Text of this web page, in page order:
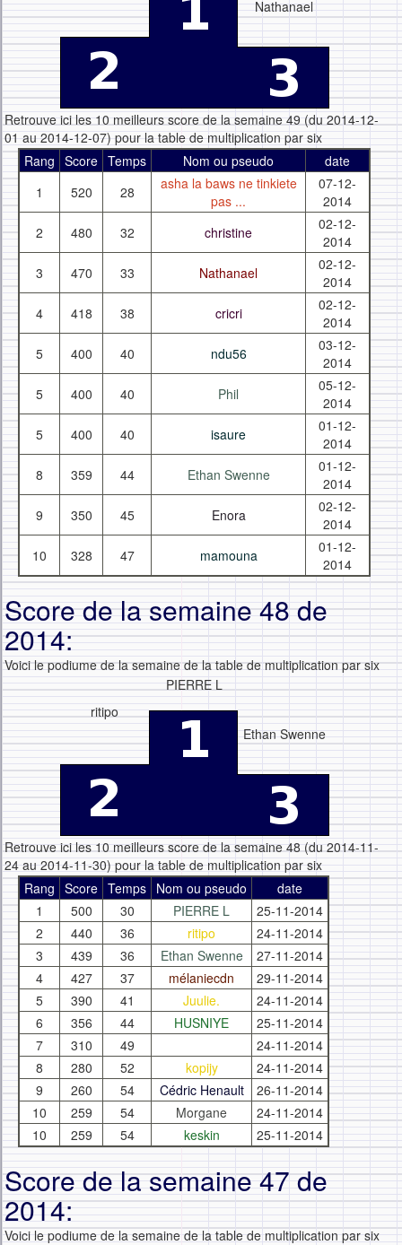
Nathanael
Retrouve ici les 10 meilleurs score de la semaine 49 (du 2014-12-
01 au 2014-12-07) pour la table de multiplication par six
Rang Score Temps Nom ou pseudo
date
1
520 28
asha la baws ne tinkiete
pas ...
07-12-
2014
2
480 32 christine
02-12-
2014
3
470 33 Nathanael
02-12-
2014
4
418 38 cricri
02-12-
2014
5
400 40 ndu56
03-12-
2014
5
400 40 Phil
05-12-
2014
5
400 40 isaure
01-12-
2014
8
359 44 Ethan Swenne
01-12-
2014
9
350 45 Enora
02-12-
2014
10
328 47 mamouna
01-12-
2014
Score de la semaine 48 de
2014:
Voici le podiume de la semaine de la table de multiplication par six
ritipo
PIERRE L
Ethan Swenne
Retrouve ici les 10 meilleurs score de la semaine 48 (du 2014-11-
24 au 2014-11-30) pour la table de multiplication par six
Rang Score Temps Nom ou pseudo
date
1
500 30 PIERRE L
25-11-2014
2
440 36 ritipo
24-11-2014
3
439 36 Ethan Swenne
27-11-2014
4
427 37 mélaniecdn
29-11-2014
5
390 41 Juulie.
24-11-2014
6
356 44 HUSNIYE
25-11-2014
7
310 49
24-11-2014
8
280 52 kopijy
24-11-2014
9
260 54 Cédric Henault
26-11-2014
10
259 54 Morgane
24-11-2014
10
259 54 keskin 25-11-2014
Score de la semaine 47 de
2014:
Voici le podiume de la semaine de la table de multiplication par six